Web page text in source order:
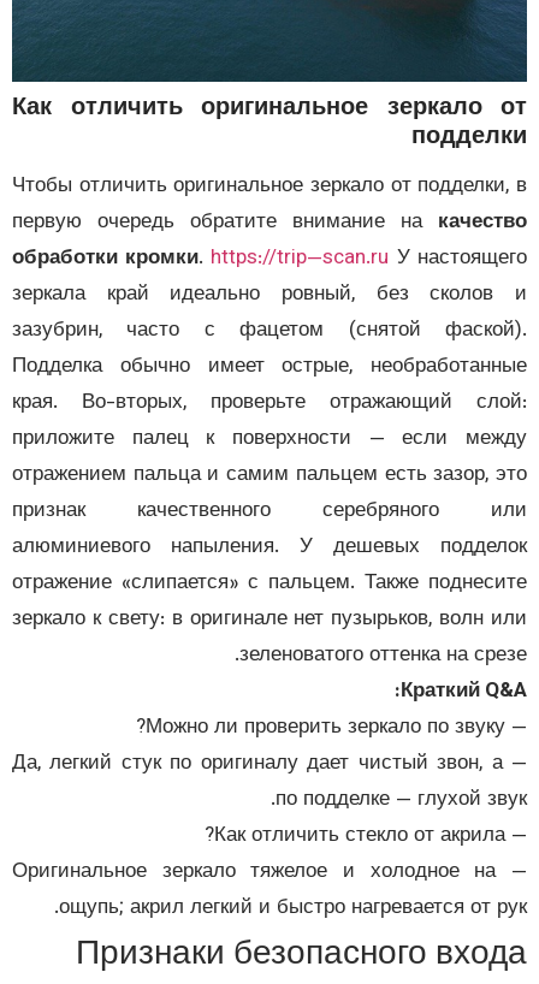
Как отличить оригинальное зеркало
Чтобы отличить оригинальное зеркало от
первую очередь обратите внимание на
обработки кромки.https://trip—scan.ruУ
зеркала край идеально ровный, без
зазубрин, часто с фацетом (снятой
Подделка обычно имеет острые,
края. Во-вторых, проверьте отражающий
приложите палец к поверхности — если
отражением пальца и самим пальцем есть зазор,
признак качественного серебряного
алюминиевого напыления. У дешевых
отражение «слипается» с пальцем. Также
зеркало к свету: в оригинале нет пузырьков, волн
зеленоватого оттенка на
Краткий
— Да, легкий стук по оригиналу дает чистый звон, а
по подделке — глухой
— Оригинальное зеркало тяжелое и холодное на
ощупь; акрил легкий и быстро нагревается от
Признаки безопасного